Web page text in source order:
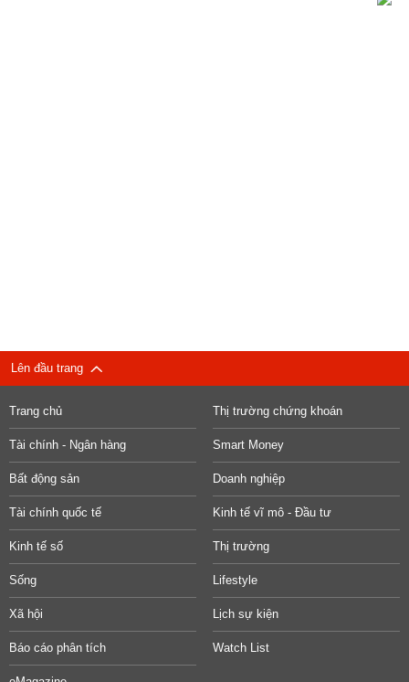
Lên đầu trang
Trang chủ Thị trường chứng khoán
Tài chính - Ngân hàng Smart Money
Bất động sản Doanh nghiệp
Tài chính quốc tế Kinh tế vĩ mô - Đầu tư
Kinh tế số Thị trường
Sống Lifestyle
Xã hội Lịch sự kiện
Báo cáo phân tích Watch List